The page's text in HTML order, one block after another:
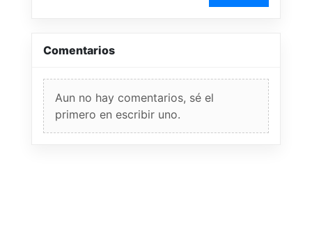
Comentarios
Aun no hay comentarios, sé el
primero en escribir uno.